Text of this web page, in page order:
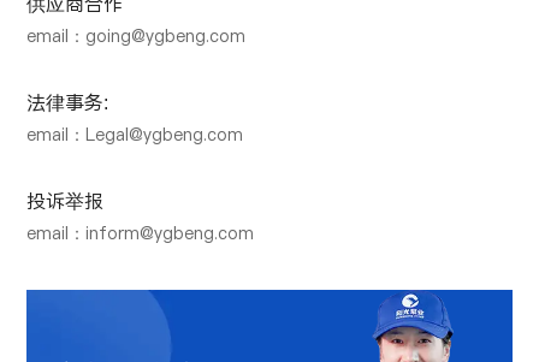
email：going@ygbeng.com
法律事务:
email：Legal@ygbeng.com
投诉举报
email：inform@ygbeng.com